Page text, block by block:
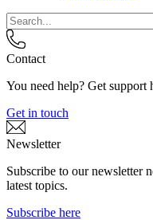
Contact
You need help? Get support
Get in touch
Newsletter
Subscribe to our newsletter
latest topics.
Subscribe here